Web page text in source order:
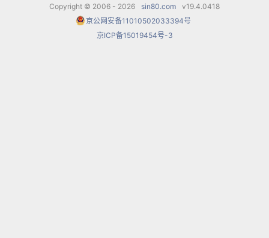
Copyright © 2006 - 2026
sin80.com
v19.4.0418
京公网安备11010502033394号
京ICP备15019454号-3